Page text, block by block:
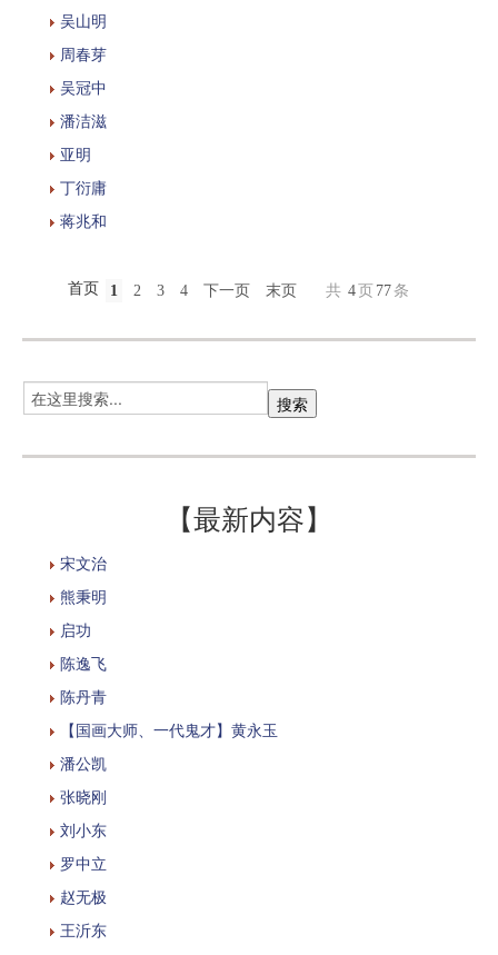
吴山明
周春芽
吴冠中
潘洁滋
亚明
丁衍庸
蒋兆和
首页 1 2 3 4 下一页 末页 共 4 页 77 条
【最新内容】
宋文治
熊秉明
启功
陈逸飞
陈丹青
【国画大师、一代鬼才】黄永玉
潘公凯
张晓刚
刘小东
罗中立
赵无极
王沂东